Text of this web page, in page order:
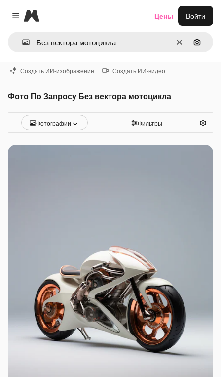
Close menu
Magnific
ОчиститьПоиск
Цены Войти
Создать ИИ-изображение Создать ИИ-видео
Фото По Запросу Без вектора мотоцикла
Фотографии Фильтры